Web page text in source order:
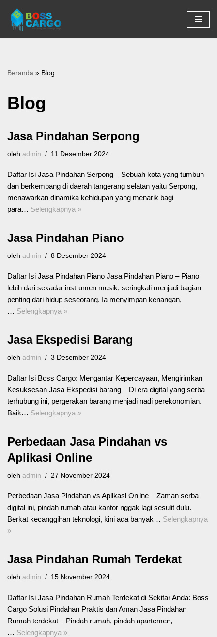
Lompat
ke
Beranda » Blog
Blog
Jasa Pindahan Serpong
oleh admin 11 Desember 2024
Daftar Isi Jasa Pindahan Serpong – Sebuah kota yang tumbuh
dan berkembang di daerah tangerang selatan yaitu Serpong,
menawarkan dinamika kehidupan yang menarik bagi
para… Selengkapnya »
Jasa Pindahan Piano
oleh admin 8 Desember 2024
Daftar Isi Jasa Pindahan Piano Jasa Pindahan Piano – Piano
lebih dari sekadar instrumen musik, seringkali menjadi bagian
penting dari hidup seseorang. Ia menyimpan kenangan,
… Selengkapnya »
Jasa Ekspedisi Barang
oleh admin 3 Desember 2024
Daftar Isi Boss Cargo: Mengantar Kepercayaan, Mengirimkan
Kesuksesan Jasa Ekspedisi barang – Di era digital yang serba
terhubung ini, pergerakan barang menjadi nadi perekonomian.
Baik… Selengkapnya »
Perbedaan Jasa Pindahan vs
Aplikasi Online
oleh admin 27 November 2024
Perbedaan Jasa Pindahan vs Aplikasi Online – Zaman serba
digital ini, pindah rumah atau kantor nggak lagi sesulit dulu.
Berkat kecanggihan teknologi, kini ada banyak… Selengkapnya
»
Jasa Pindahan Rumah Terdekat
oleh admin 15 November 2024
Daftar Isi Jasa Pindahan Rumah Terdekat di Sekitar Anda: Boss
Cargo Solusi Pindahan Praktis dan Aman Jasa Pindahan
Rumah terdekat – Pindah rumah, pindah apartemen,
… Selengkapnya »